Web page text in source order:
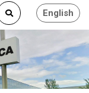
English